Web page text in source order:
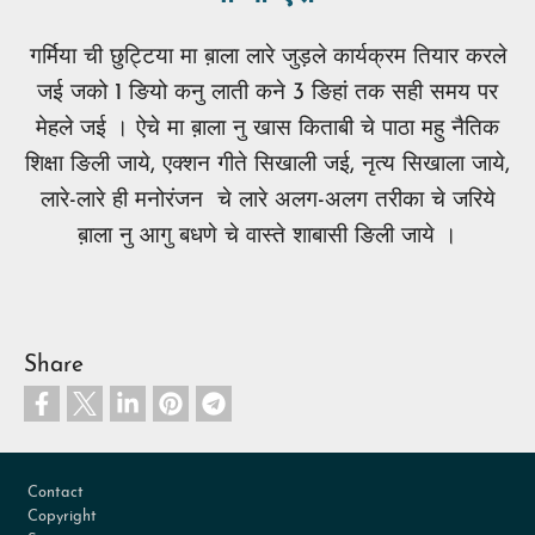
गर्मिया ची छुट्टिया मा ब़ाला लारे जुड़ले कार्यक्रम तियार करले
जई जको 1 ङियो कनु लाती कने 3 ङिहां तक सही समय पर
मेहले जई । ऐचे मा ब़ाला नु खास किताबी चे पाठा महु नैतिक
शिक्षा ङिली जाये, एक्शन गीते सिखाली जई, नृत्य सिखाला जाये,
लारे-लारे ही मनोरंजन चे लारे अलग-अलग तरीका चे जरिये
ब़ाला नु आगु बधणे चे वास्ते शाबासी ङिली जाये ।
Share
Contact
Copyright